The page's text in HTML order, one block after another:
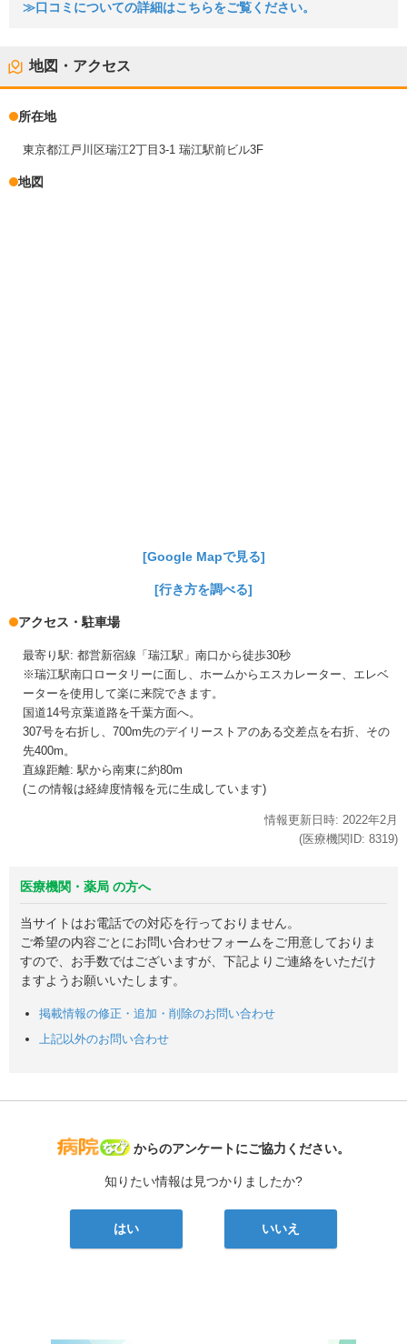
≫口コミについての詳細はこちらをご覧ください。
地図・アクセス
所在地
東京都江戸川区瑞江2丁目3-1 瑞江駅前ビル3F
地図
[Google Mapで見る]
[行き方を調べる]
アクセス・駐車場
最寄り駅: 都営新宿線「瑞江駅」南口から徒歩30秒
※瑞江駅南口ロータリーに面し、ホームからエスカレーター、エレベ
ーターを使用して楽に来院できます。
国道14号京葉道路を千葉方面へ。
307号を右折し、700m先のデイリーストアのある交差点を右折、その
先400m。
直線距離: 駅から南東に約80m
(この情報は経緯度情報を元に生成しています)
情報更新日時: 2022年2月
(医療機関ID: 8319)
医療機関・薬局 の方へ
当サイトはお電話での対応を行っておりません。
ご希望の内容ごとにお問い合わせフォームをご用意しておりま
すので、お手数ではございますが、下記よりご連絡をいただけ
ますようお願いいたします。
掲載情報の修正・追加・削除のお問い合わせ
上記以外のお問い合わせ
病院なび
からのアンケートにご協力ください。
知りたい情報は見つかりましたか?
はい いいえ